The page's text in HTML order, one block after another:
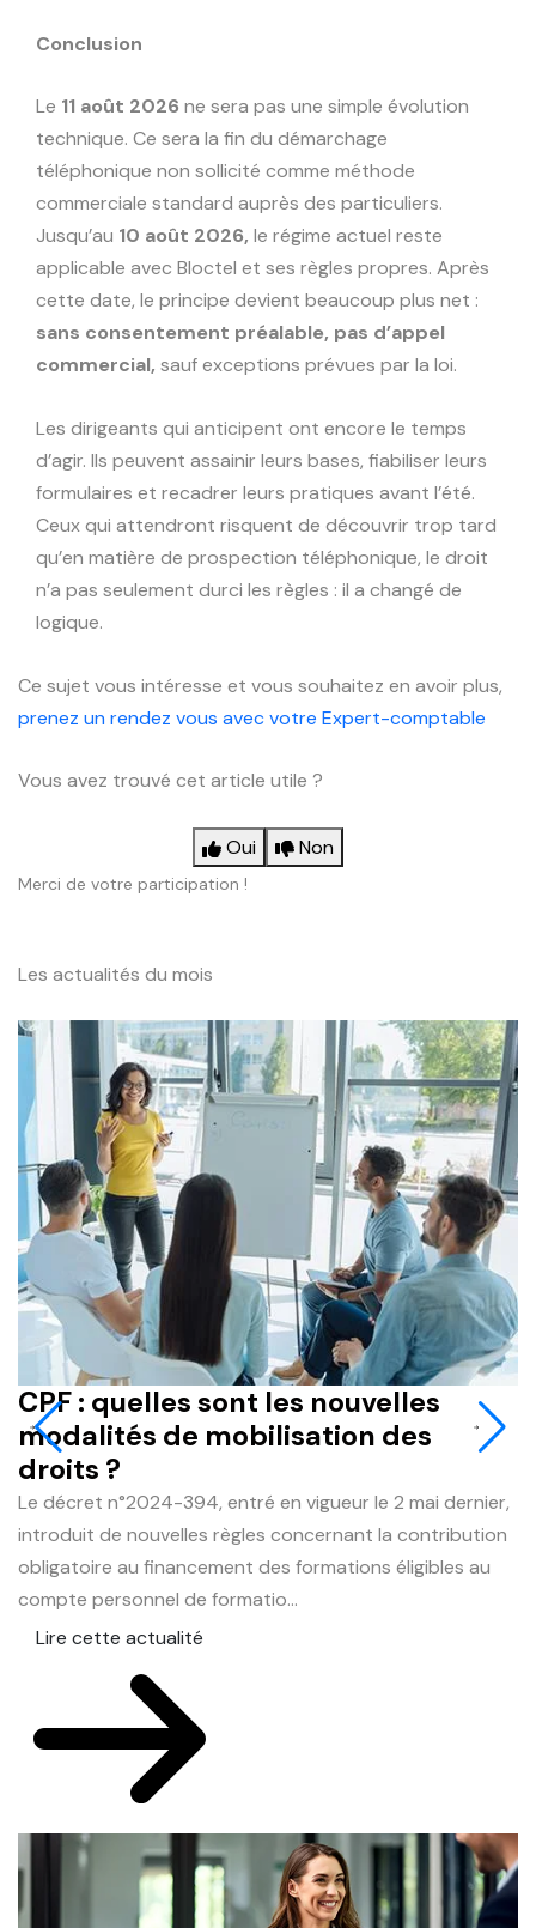
Conclusion
Le 11 août 2026 ne sera pas une simple évolution
technique. Ce sera la fin du démarchage
téléphonique non sollicité comme méthode
commerciale standard auprès des particuliers.
Jusqu’au 10 août 2026, le régime actuel reste
applicable avec Bloctel et ses règles propres. Après
cette date, le principe devient beaucoup plus net :
sans consentement préalable, pas d’appel
commercial, sauf exceptions prévues par la loi.
Les dirigeants qui anticipent ont encore le temps
d’agir. Ils peuvent assainir leurs bases, fiabiliser leurs
formulaires et recadrer leurs pratiques avant l’été.
Ceux qui attendront risquent de découvrir trop tard
qu’en matière de prospection téléphonique, le droit
n’a pas seulement durci les règles : il a changé de
logique.
Ce sujet vous intéresse et vous souhaitez en avoir plus,
prenez un rendez vous avec votre Expert-comptable
Vous avez trouvé cet article utile ?
Oui Non
Merci de votre participation !
Les actualités du mois
CPF : quelles sont les nouvelles
modalités de mobilisation des
droits ?
Le décret n°2024-394, entré en vigueur le 2 mai dernier,
introduit de nouvelles règles concernant la contribution
obligatoire au financement des formations éligibles au
compte personnel de formatio...
Lire cette actualité